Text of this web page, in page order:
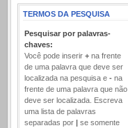
TERMOS DA PESQUISA
Pesquisar por palavras-
chaves:
Você pode inserir + na frente
de uma palavra que deve ser
localizada na pesquisa e - na
frente de uma palavra que não
deve ser localizada. Escreva
uma lista de palavras
separadas por | se somente